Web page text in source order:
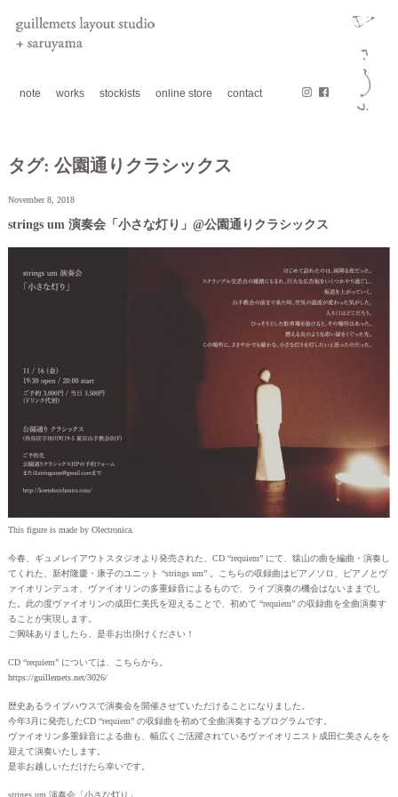
note works stockists online store contact
タグ: 公園通りクラシックス
November 8, 2018
strings um 演奏会「小さな灯り」@公園通りクラシックス
This figure is made by Olectronica.
今春、ギュメレイアウトスタジオより発売された、CD “requiem” にて、猿山の曲を編曲・演奏し
てくれた、新村隆慶・康子のユニット “strings um” 。こちらの収録曲はピアノソロ、ピアノとヴ
ァイオリンデュオ、ヴァイオリンの多重録音によるもので、ライブ演奏の機会はないままでし
た。此の度ヴァイオリンの成田仁美氏を迎えることで、初めて “requiem” の収録曲を全曲演奏す
ることが実現します。
ご興味ありましたら、是非お出掛けください！
CD “requiem” については、こちらから。
https://guillemets.net/3026/
歴史あるライブハウスで演奏会を開催させていただけることになりました。
今年3月に発売したCD “requiem” の収録曲を初めて全曲演奏するプログラムです。
ヴァイオリン多重録音による曲も、幅広くご活躍されているヴァイオリニスト成田仁美さんをを
迎えて演奏いたします。
是非お越しいただけたら幸いです。
strings um 演奏会「小さな灯り」